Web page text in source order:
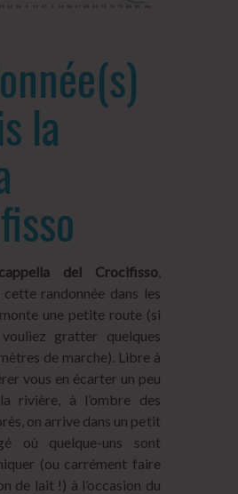
la
cappella del Crocifisso,
cette randonnée dans les
une petite route (si
gratter quelques
de marche). Libre à
vous en écarter un peu
rivière, à l’ombre des
on arrive dans un petit
où quelque-uns sont
(ou carrément faire
de lait !) à l’occasion du